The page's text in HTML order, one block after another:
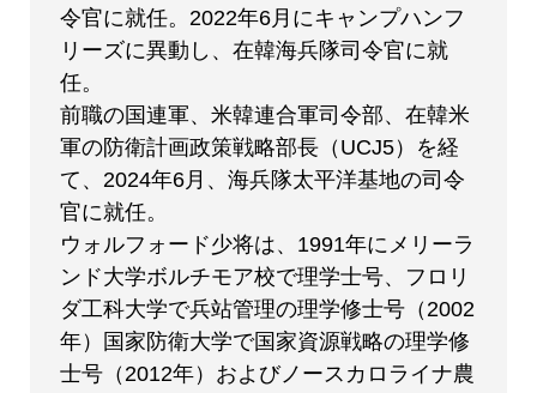
令官に就任。2022年6月にキャンプハンフ
リーズに異動し、在韓海兵隊司令官に就
任。
前職の国連軍、米韓連合軍司令部、在韓米
軍の防衛計画政策戦略部長（UCJ5）を経
て、2024年6月、海兵隊太平洋基地の司令
官に就任。
ウォルフォード少将は、1991年にメリーラ
ンド大学ボルチモア校で理学士号、フロリ
ダ工科大学で兵站管理の理学修士号（2002
年）国家防衛大学で国家資源戦略の理学修
士号（2012年）およびノースカロライナ農